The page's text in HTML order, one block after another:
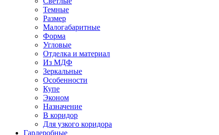
Темные
Размер
Малогабаритные
Форма
Угловые
Отделка и материал
Из МДФ
Зеркальные
Особенности
Купе
Эконом
Назначение
В коридор
Для узкого коридора
Гардеробные